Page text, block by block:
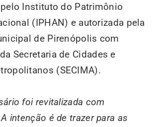
Instituto do Patrimônio
(IPHAN) e autorizada pela
de Pirenópolis com
Secretaria de Cidades e
(SECIMA).
foi revitalizada com
intenção é de trazer para as